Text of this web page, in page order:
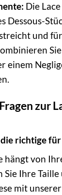
Die
Dessous-
und
einem
zur
richtige für
hängt von
Sie Ihre
mit